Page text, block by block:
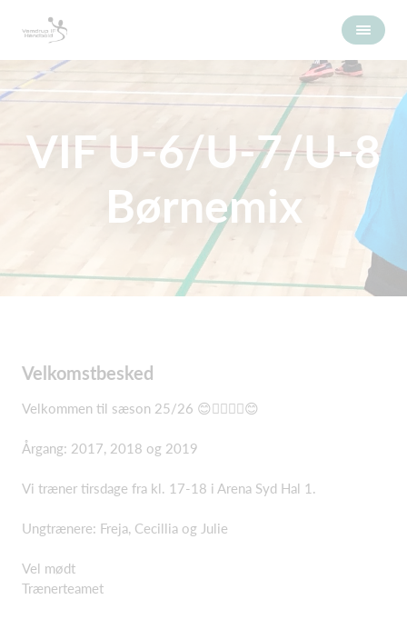
VIF U-6/U-7/U-8
Børnemix
Velkomstbesked
Velkommen til sæson 25/26 😊🤾‍♂️🤾‍♀️😊
Årgang: 2017, 2018 og 2019
Vi træner tirsdage fra kl. 17-18 i Arena Syd Hal 1.
Ungtrænere: Freja, Cecillia og Julie
Vel mødt
Trænerteamet